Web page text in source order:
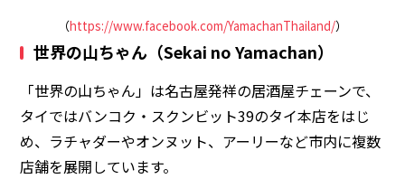
（https://www.facebook.com/YamachanThailand/）
世界の山ちゃん（Sekai no Yamachan）
「世界の山ちゃん」は名古屋発祥の居酒屋チェーンで、
タイではバンコク・スクンビット39のタイ本店をはじ
め、ラチャダーやオンヌット、アーリーなど市内に複数
店舗を展開しています。